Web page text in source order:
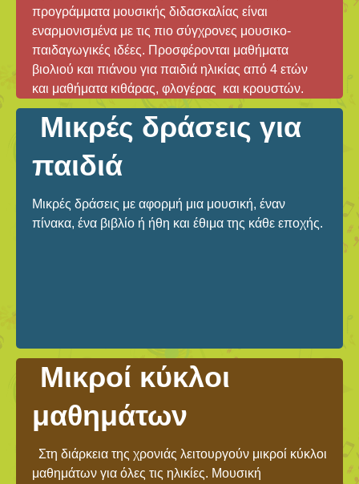
προγράμματα μουσικής διδασκαλίας είναι
εναρμονισμένα με τις πιο σύγχρονες μουσικο-
παιδαγωγικές ιδέες. Προσφέρονται μαθήματα
βιολιού και πιάνου για παιδιά ηλικίας από 4 ετών
και μαθήματα κιθάρας, φλογέρας και κρουστών.
Μικρές δράσεις για
παιδιά
Μικρές δράσεις με αφορμή μια μουσική, έναν
πίνακα, ένα βιβλίο ή ήθη και έθιμα της κάθε εποχής.
Μικροί κύκλοι
μαθημάτων
Στη διάρκεια της χρονιάς λειτουργούν μικροί κύκλοι
μαθημάτων για όλες τις ηλικίες. Μουσική